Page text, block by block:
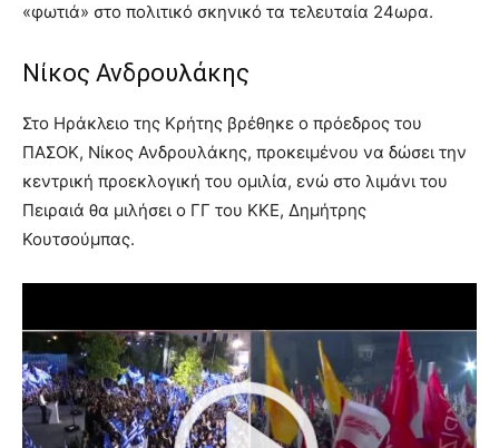
«φωτιά» στο πολιτικό σκηνικό τα τελευταία 24ωρα.
Νίκος Ανδρουλάκης
Στο Ηράκλειο της Κρήτης βρέθηκε ο πρόεδρος του
ΠΑΣΟΚ, Νίκος Ανδρουλάκης, προκειμένου να δώσει την
κεντρική προεκλογική του ομιλία, ενώ στο λιμάνι του
Πειραιά θα μιλήσει ο ΓΓ του ΚΚΕ, Δημήτρης
Κουτσούμπας.